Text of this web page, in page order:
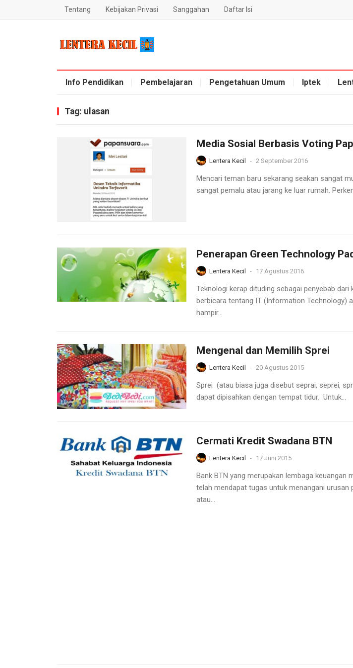
Tentang Kebijakan Privasi Sanggahan Daftar Isi
Blog Lentera Kecil
Info Pendidikan
Pembelajaran Pengetahuan Umum Iptek
Tag: ulasan
Media Sosial Berbasis Voting
Lentera Kecil - 2 September 2016
Mencari teman baru sekarang seakan sangat
sangat pemalu atau jarang ke luar rumah.
Penerapan Green Technology
Lentera Kecil - 17 Agustus 2016
Teknologi kerap dituding sebagai penyebab dari
berbicara tentang IT (Information Technology)
hampir...
Mengenal dan Memilih Sprei
Lentera Kecil - 20 Agustus 2015
Sprei (atau biasa juga disebut seprai, seprei,
dapat dipisahkan dengan tempat tidur. Untuk...
Cermati Kredit Swadana BTN
Lentera Kecil - 17 Juni 2015
Bank BTN yang merupakan lembaga keuangan
telah mendapat tugas untuk menangani urusan
atau...